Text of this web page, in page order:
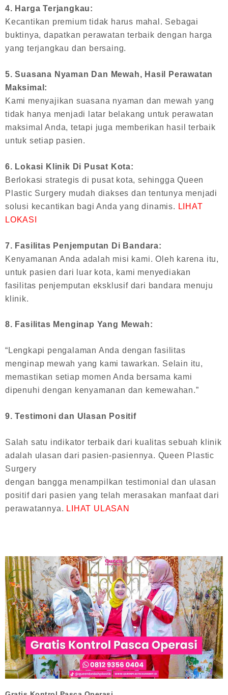
4. Harga Terjangkau:
Kecantikan premium tidak harus mahal. Sebagai
buktinya, dapatkan perawatan terbaik dengan harga
yang terjangkau dan bersaing.
5. Suasana Nyaman Dan Mewah, Hasil Perawatan
Maksimal:
Kami menyajikan suasana nyaman dan mewah yang
tidak hanya menjadi latar belakang untuk perawatan
maksimal Anda, tetapi juga memberikan hasil terbaik
untuk setiap pasien.
6. Lokasi Klinik Di Pusat Kota:
Berlokasi strategis di pusat kota, sehingga Queen
Plastic Surgery mudah diakses dan tentunya menjadi
solusi kecantikan bagi Anda yang dinamis. LIHAT
LOKASI
7. Fasilitas Penjemputan Di Bandara:
Kenyamanan Anda adalah misi kami. Oleh karena itu,
untuk pasien dari luar kota, kami menyediakan
fasilitas penjemputan eksklusif dari bandara menuju
klinik.
8. Fasilitas Menginap Yang Mewah:
“Lengkapi pengalaman Anda dengan fasilitas
menginap mewah yang kami tawarkan. Selain itu,
memastikan setiap momen Anda bersama kami
dipenuhi dengan kenyamanan dan kemewahan.”
9. Testimoni dan Ulasan Positif
Salah satu indikator terbaik dari kualitas sebuah klinik
adalah ulasan dari pasien-pasiennya. Queen Plastic
Surgery
dengan bangga menampilkan testimonial dan ulasan
positif dari pasien yang telah merasakan manfaat dari
perawatannya. LIHAT ULASAN